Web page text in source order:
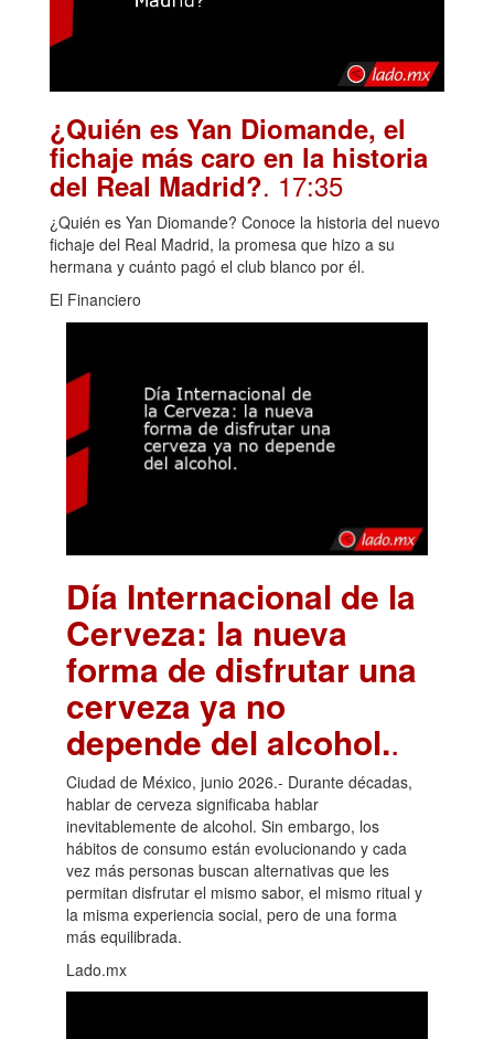
¿Quién es Yan Diomande, el
fichaje más caro en la historia
del Real Madrid?. 17:35
¿Quién es Yan Diomande? Conoce la historia del nuevo
fichaje del Real Madrid, la promesa que hizo a su
hermana y cuánto pagó el club blanco por él.
El Financiero
Día Internacional de la
Cerveza: la nueva
forma de disfrutar una
cerveza ya no
depende del alcohol..
Ciudad de México, junio 2026.- Durante décadas,
hablar de cerveza significaba hablar
inevitablemente de alcohol. Sin embargo, los
hábitos de consumo están evolucionando y cada
vez más personas buscan alternativas que les
permitan disfrutar el mismo sabor, el mismo ritual y
la misma experiencia social, pero de una forma
más equilibrada.
Lado.mx